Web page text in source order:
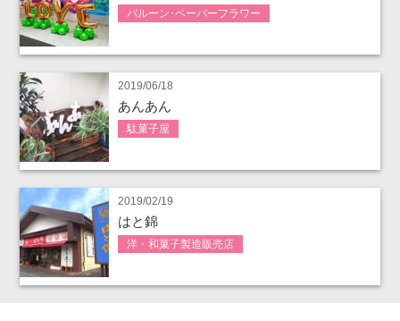
バルーン･ペーパーフラワー
2019/06/18
あんあん
駄菓子屋
2019/02/19
はと錦
洋・和菓子製造販売店